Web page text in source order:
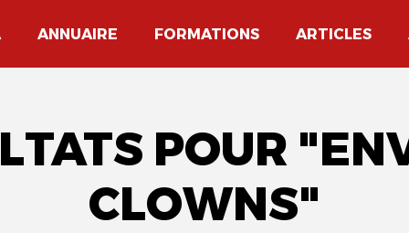
ANNUAIRE FORMATIONS ARTICLES
POUR
CLOWNS"